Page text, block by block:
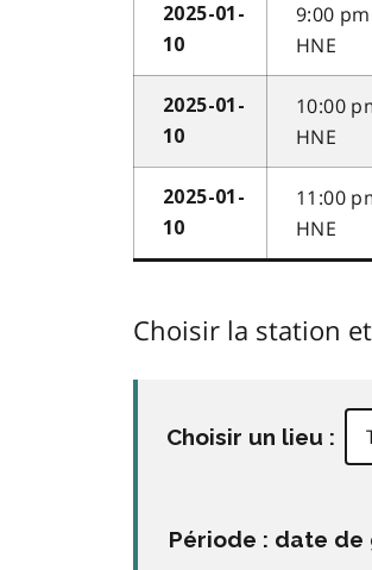
2025-01-
10
9:00 pm
HNE
2025-01-
10
10:00
HNE
2025-01-
10
11:00
HNE
Choisir la station
Choisir un lieu :
Période : date de